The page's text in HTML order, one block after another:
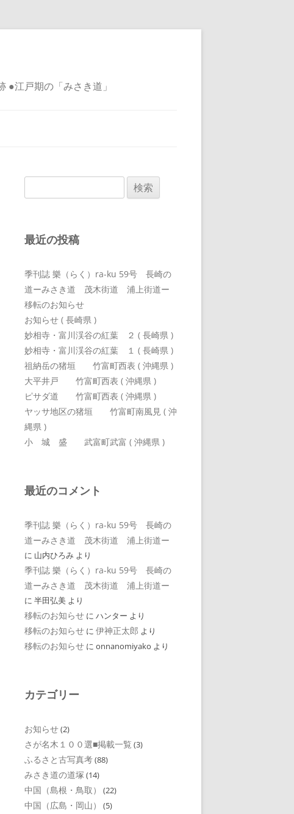
●江戸期の「みさき道」
索:
最近の投稿
季刊誌 樂（らく）ra-ku 59号 長崎の
道ーみさき道 茂木街道 浦上街道ー
移転のお知らせ
お知らせ ( 長崎県 )
妙相寺・富川渓谷の紅葉 ２ ( 長崎県 )
妙相寺・富川渓谷の紅葉 １ ( 長崎県 )
祖納岳の猪垣 竹富町西表 ( 沖縄県 )
大平井戸 竹富町西表 ( 沖縄県 )
ピサダ道 竹富町西表 ( 沖縄県 )
ヤッサ地区の猪垣 竹富町南風見 ( 沖
縄県 )
小 城 盛 武富町武富 ( 沖縄県 )
最近のコメント
季刊誌 樂（らく）ra-ku 59号 長崎の
道ーみさき道 茂木街道 浦上街道ー
に 山内ひろみ より
季刊誌 樂（らく）ra-ku 59号 長崎の
道ーみさき道 茂木街道 浦上街道ー
に 半田弘美 より
移転のお知らせ に ハンター より
移転のお知らせ に 伊神正太郎 より
移転のお知らせ に onnanomiyako より
カテゴリー
お知らせ(2)
さが名木１００選■掲載一覧 (3)
ふるさと古写真考(88)
みさき道の道塚 (14)
中国（島根・鳥取） (22)
中国（広島・岡山） (5)